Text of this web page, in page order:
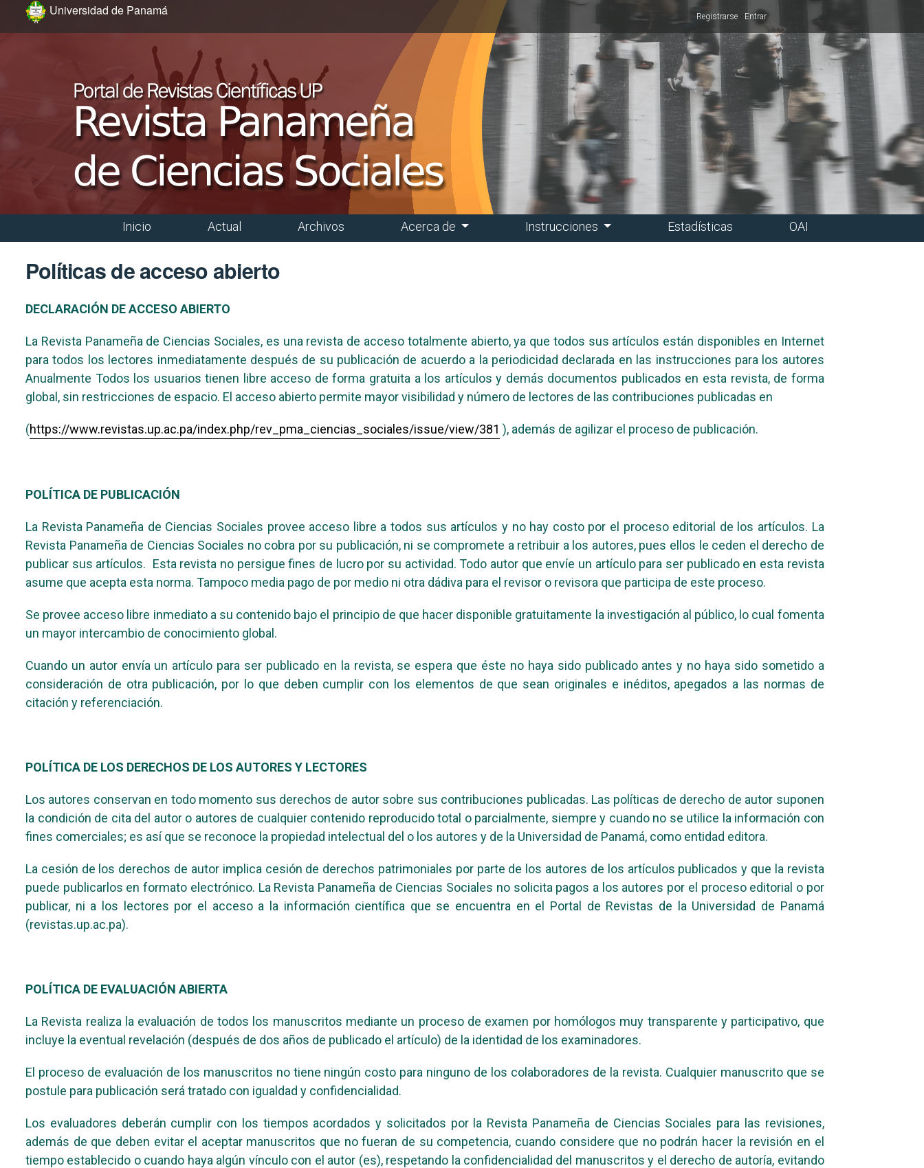
Ir al menú de navegación principal
Ir al contenido principal
Ir al pie de página del sitio
Universidad de Panamá Registrarse Entrar
Menú principal
Inicio Actual Archivos Acerca de Instrucciones Estadísticas OAI
Políticas de acceso abierto
DECLARACIÓN DE ACCESO ABIERTO
La Revista Panameña de Ciencias Sociales, es una revista de acceso totalmente abierto, ya que todos sus artículos están disponibles en Internet
para todos los lectores inmediatamente después de su publicación de acuerdo a la periodicidad declarada en las instrucciones para los autores
Anualmente Todos los usuarios tienen libre acceso de forma gratuita a los artículos y demás documentos publicados en esta revista, de forma
global, sin restricciones de espacio. El acceso abierto permite mayor visibilidad y número de lectores de las contribuciones publicadas en
(https://www.revistas.up.ac.pa/index.php/rev_pma_ciencias_sociales/issue/view/381 ), además de agilizar el proceso de publicación.
POLÍTICA DE PUBLICACIÓN
La Revista Panameña de Ciencias Sociales provee acceso libre a todos sus artículos y no hay costo por el proceso editorial de los artículos. La
Revista Panameña de Ciencias Sociales no cobra por su publicación, ni se compromete a retribuir a los autores, pues ellos le ceden el derecho de
publicar sus artículos. Esta revista no persigue fines de lucro por su actividad. Todo autor que envíe un artículo para ser publicado en esta revista
asume que acepta esta norma. Tampoco media pago de por medio ni otra dádiva para el revisor o revisora que participa de este proceso.
Se provee acceso libre inmediato a su contenido bajo el principio de que hacer disponible gratuitamente la investigación al público, lo cual fomenta
un mayor intercambio de conocimiento global.
Cuando un autor envía un artículo para ser publicado en la revista, se espera que éste no haya sido publicado antes y no haya sido sometido a
consideración de otra publicación, por lo que deben cumplir con los elementos de que sean originales e inéditos, apegados a las normas de
citación y referenciación.
POLÍTICA DE LOS DERECHOS DE LOS AUTORES Y LECTORES
Los autores conservan en todo momento sus derechos de autor sobre sus contribuciones publicadas. Las políticas de derecho de autor suponen
la condición de cita del autor o autores de cualquier contenido reproducido total o parcialmente, siempre y cuando no se utilice la información con
fines comerciales; es así que se reconoce la propiedad intelectual del o los autores y de la Universidad de Panamá, como entidad editora.
La cesión de los derechos de autor implica cesión de derechos patrimoniales por parte de los autores de los artículos publicados y que la revista
puede publicarlos en formato electrónico. La Revista Panameña de Ciencias Sociales no solicita pagos a los autores por el proceso editorial o por
publicar, ni a los lectores por el acceso a la información científica que se encuentra en el Portal de Revistas de la Universidad de Panamá
(revistas.up.ac.pa).
POLÍTICA DE EVALUACIÓN ABIERTA
La Revista realiza la evaluación de todos los manuscritos mediante un proceso de examen por homólogos muy transparente y participativo, que
incluye la eventual revelación (después de dos años de publicado el artículo) de la identidad de los examinadores.
El proceso de evaluación de los manuscritos no tiene ningún costo para ninguno de los colaboradores de la revista. Cualquier manuscrito que se
postule para publicación será tratado con igualdad y confidencialidad.
Los evaluadores deberán cumplir con los tiempos acordados y solicitados por la Revista Panameña de Ciencias Sociales para las revisiones,
además de que deben evitar el aceptar manuscritos que no fueran de su competencia, cuando considere que no podrán hacer la revisión en el
tiempo establecido o cuando haya algún vínculo con el autor (es), respetando la confidencialidad del manuscritos y el derecho de autoría, evitando